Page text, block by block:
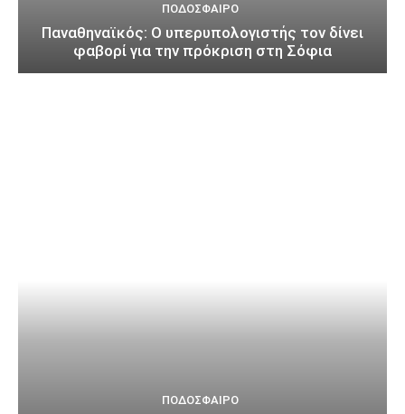
ΠΟΔΌΣΦΑΙΡΟ
Παναθηναϊκός: Ο υπερυπολογιστής τον δίνει
φαβορί για την πρόκριση στη Σόφια
ΠΟΔΌΣΦΑΙΡΟ